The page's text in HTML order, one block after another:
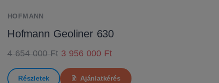
HOFMANN
Hofmann Geoliner 630
4 654 000 Ft 3 956 000 Ft
Részletek Ajánlatkérés